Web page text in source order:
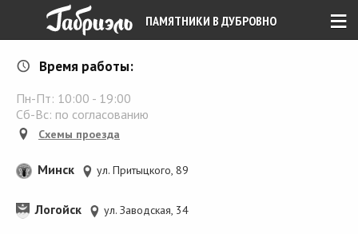
≡
ПАМЯТНИКИ В ДУБРОВНО
Время работы:
Пн-Пт: 10:00 - 19:00
Сб-Вс: по согласованию
Схемы проезда
Минск ул. Притыцкого, 89
Логойск ул. Заводская, 34